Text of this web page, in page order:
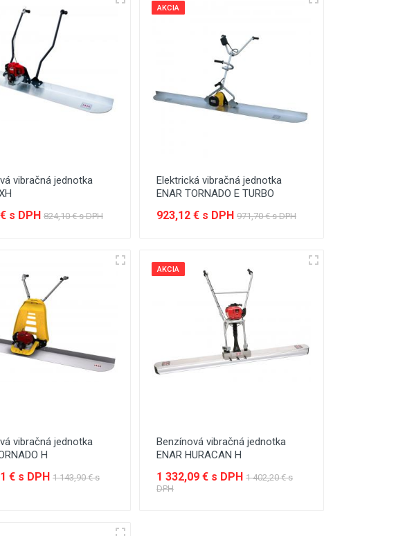
vibračná jednotka
s DPH 824,10 € s DPH
AKCIA
Elektrická vibračná jednotka
ENAR TORNADO E TURBO
923,12 € s DPH 971,70 € s DPH
vibračná jednotka
H
€ s DPH 1 143,90 € s
AKCIA
Benzínová vibračná jednotka
ENAR HURACAN H
1 332,09 € s DPH 1 402,20 € s
DPH